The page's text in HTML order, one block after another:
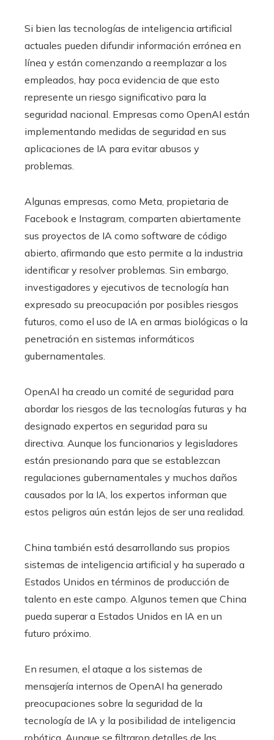
Si bien las tecnologías de inteligencia artificial
actuales pueden difundir información errónea en
línea y están comenzando a reemplazar a los
empleados, hay poca evidencia de que esto
represente un riesgo significativo para la
seguridad nacional. Empresas como OpenAI están
implementando medidas de seguridad en sus
aplicaciones de IA para evitar abusos y
problemas.
Algunas empresas, como Meta, propietaria de
Facebook e Instagram, comparten abiertamente
sus proyectos de IA como software de código
abierto, afirmando que esto permite a la industria
identificar y resolver problemas. Sin embargo,
investigadores y ejecutivos de tecnología han
expresado su preocupación por posibles riesgos
futuros, como el uso de IA en armas biológicas o la
penetración en sistemas informáticos
gubernamentales.
OpenAI ha creado un comité de seguridad para
abordar los riesgos de las tecnologías futuras y ha
designado expertos en seguridad para su
directiva. Aunque los funcionarios y legisladores
están presionando para que se establezcan
regulaciones gubernamentales y muchos daños
causados ​​por la IA, los expertos informan que
estos peligros aún están lejos de ser una realidad.
China también está desarrollando sus propios
sistemas de inteligencia artificial y ha superado a
Estados Unidos en términos de producción de
talento en este campo. Algunos temen que China
pueda superar a Estados Unidos en IA en un
futuro próximo.
En resumen, el ataque a los sistemas de
mensajería internos de OpenAI ha generado
preocupaciones sobre la seguridad de la
tecnología de IA y la posibilidad de inteligencia
robótica. Aunque se filtraron detalles de las